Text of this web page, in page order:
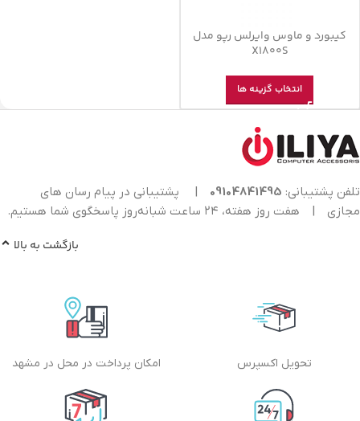
کیبورد و ماوس وایرلس رپو مدل
X1800S
انتخاب گزینه ها
تلفن پشتیبانی: 09104841495
|
پشتیبانی در پیام رسان های
مجازی
| هفت روز هفته، ۲۴ ساعت شبانه‌روز پاسخگوی شما هستیم.
بازگشت به بالا
تحویل اکسپرس امکان پرداخت در محل در مشهد